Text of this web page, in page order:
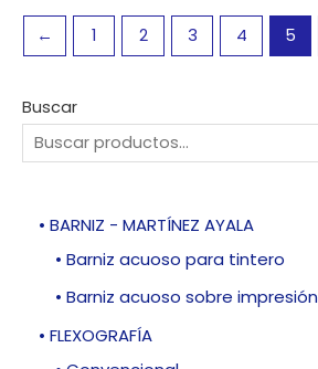
Buscar
• BARNIZ - MARTÍNEZ AYALA
• Barniz acuoso para tintero
• Barniz acuoso sobre impresión
• FLEXOGRAFÍA
← 1 2 3 4 5